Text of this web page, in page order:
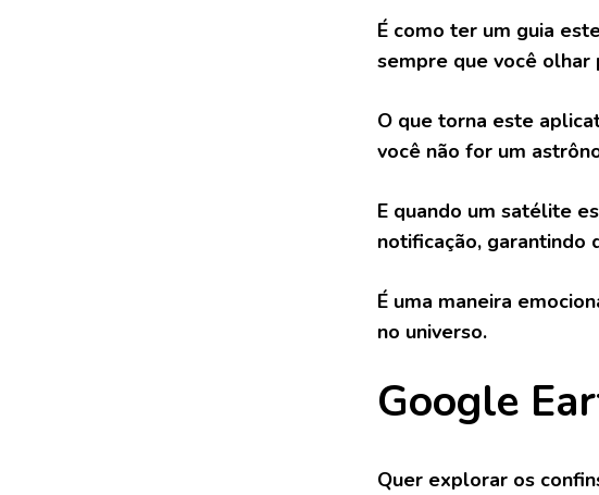
É como ter um guia
sempre que você olhar
O que torna este
você não for um
E quando um satélite
notificação, garantindo
É uma maneira
no universo.
Google
Quer explorar os